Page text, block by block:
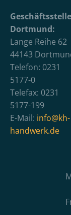
Geschäftsstelle
Dortmund:
Lange Reihe 62
44143
Telefon: 0231
5177-0
Telefax: 0231
5177-199
E-Mail: info@kh-
handwerk.de